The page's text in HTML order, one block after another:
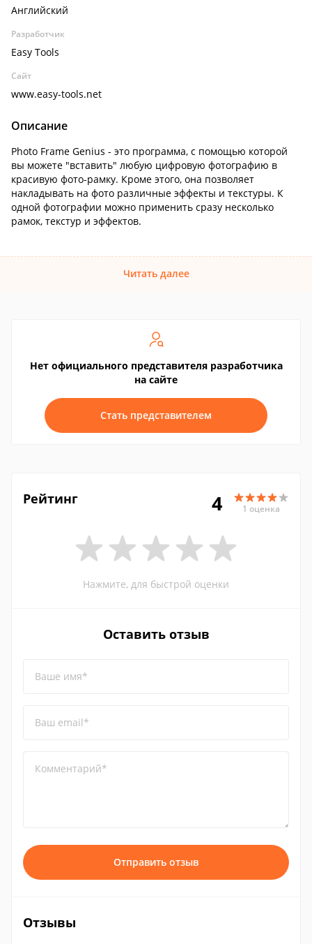
Английский
Разработчик
Easy Tools
Сайт
www.easy-tools.net
Описание
Photo Frame Genius - это программа, с помощью которой
вы можете "вставить" любую цифровую фотографию в
красивую фото-рамку. Кроме этого, она позволяет
накладывать на фото различные эффекты и текстуры. К
одной фотографии можно применить сразу несколько
рамок, текстур и эффектов.
Читать далее
Нет официального представителя разработчика
на сайте
Стать представителем
Рейтинг 4 1 оценка
Нажмите, для быстрой оценки
Оставить отзыв
Ваше имя*
Ваш email*
Комментарий*
Отправить отзыв
Отзывы